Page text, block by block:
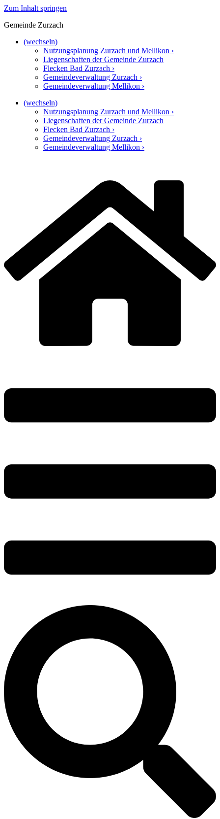
Zum Inhalt springen
Gemeinde Zurzach
(wechseln)
Nutzungsplanung Zurzach und Mellikon ›
Liegenschaften der Gemeinde Zurzach
Flecken Bad Zurzach ›
Gemeindeverwaltung Zurzach ›
Gemeindeverwaltung Mellikon ›
(wechseln)
Nutzungsplanung Zurzach und Mellikon ›
Liegenschaften der Gemeinde Zurzach
Flecken Bad Zurzach ›
Gemeindeverwaltung Zurzach ›
Gemeindeverwaltung Mellikon ›